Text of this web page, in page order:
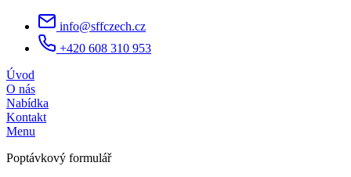
info@sffczech.cz
+420 608 310 953
Úvod
O nás
Nabídka
Kontakt
Menu
Poptávkový formulář